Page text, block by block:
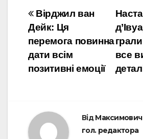
Навігація
записів
все
Вірджил ван
Дейк: Ця
перемога повинна
дати всім
позитивні емоції
ВідМаксимович
гол. редактора